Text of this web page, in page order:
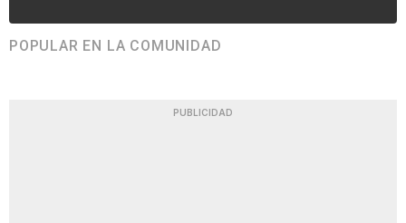
POPULAR EN LA COMUNIDAD
PUBLICIDAD